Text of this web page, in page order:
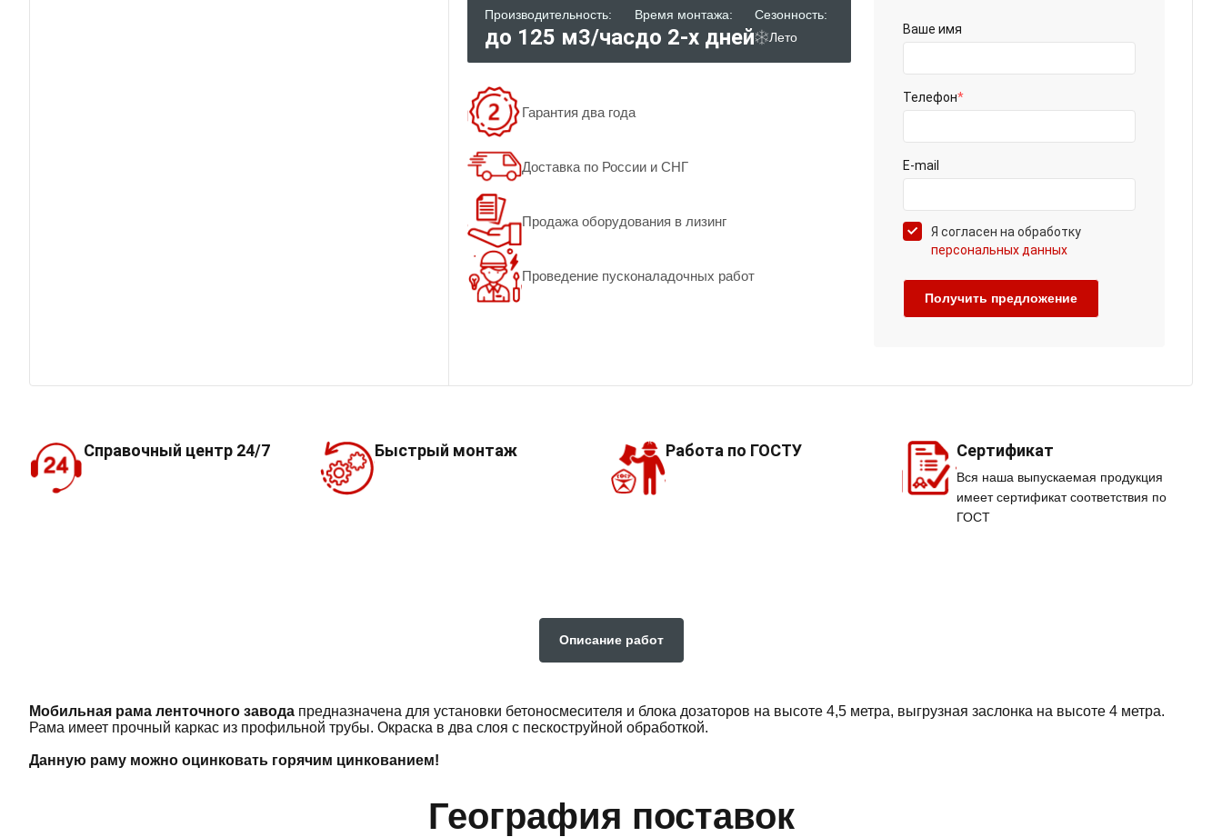
Производительность:
до 125 м3/час
Время монтажа:
до 2-х дней
Сезонность:
Лето
Гарантия два года
Доставка по России и СНГ
Продажа оборудования в лизинг
Проведение пусконаладочных работ
Ваше имя
Телефон*
E-mail
Я согласен на обработку
персональных данных
Справочный центр 24/7 Быстрый монтаж Работа по ГОСТУ Сертификат
Вся наша выпускаемая продукция
имеет сертификат соответствия по
ГОСТ
Описание работ
Мобильная рама ленточного завода предназначена для установки бетоносмесителя и блока дозаторов на высоте 4,5 метра, выгрузная заслонка на высоте 4 метра.
Рама имеет прочный каркас из профильной трубы. Окраска в два слоя с пескоструйной обработкой.
Данную раму можно оцинковать горячим цинкованием!
География поставок